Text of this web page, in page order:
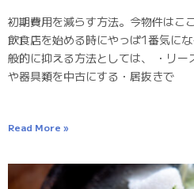
初期費用を減らす方法。今物件はこ
飲食店を始める時にやっぱ1番気に
般的に抑える方法としては、 ・リ
や器具類を中古にする・居抜きで
Read More »